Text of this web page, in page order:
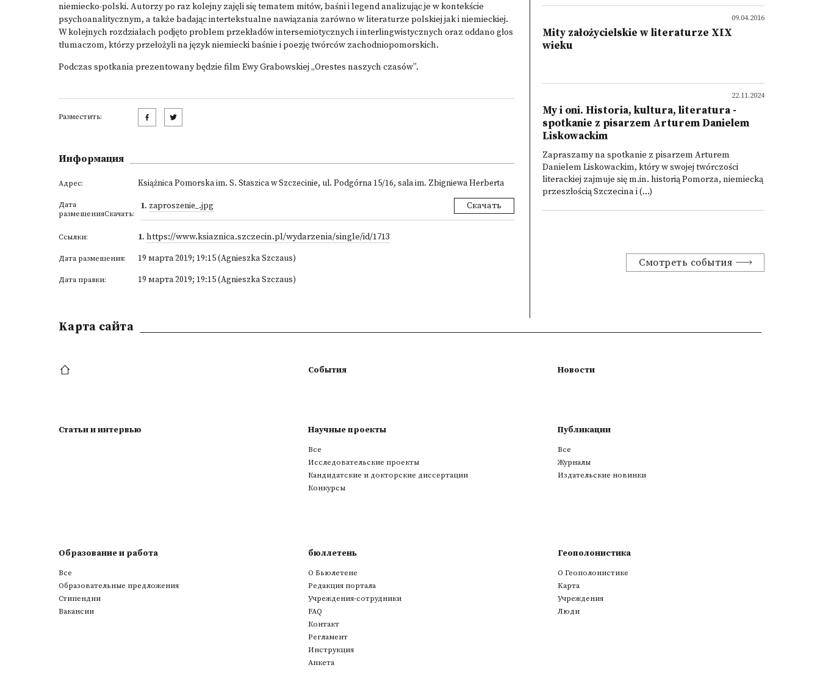
niemiecko-polski. Autorzy po raz kolejny zajęli się tematem mitów, baśni i legend analizując je w kontekście
psychoanalitycznym, a także badając intertekstualne nawiązania zarówno w literaturze polskiej jak i niemieckiej.
W kolejnych rozdziałach podjęto problem przekładów intersemiotycznych i interlingwistycznych oraz oddano głos
tłumaczom, którzy przełożyli na język niemiecki baśnie i poezję twórców zachodniopomorskich.
Podczas spotkania prezentowany będzie film Ewy Grabowskiej „Orestes naszych czasów”.
Разместить:
Информация
Адрес: Książnica Pomorska im. S. Staszica w Szczecinie, ul. Podgórna 15/16, sala im. Zbigniewa Herberta
Дата
размещенияСкачать:
1. zaproszenie_.jpg Скачать
Ссылки: 1. https://www.ksiaznica.szczecin.pl/wydarzenia/single/id/1713
Дата размещения: 19 марта 2019; 19:15 (Agnieszka Szczaus)
Дата правки: 19 марта 2019; 19:15 (Agnieszka Szczaus)
09.04.2016
Mity założycielskie w literaturze XIX
wieku
22.11.2024
My i oni. Historia, kultura, literatura -
spotkanie z pisarzem Arturem Danielem
Liskowackim
Zapraszamy na spotkanie z pisarzem Arturem
Danielem Liskowackim, który w swojej twórczości
literackiej zajmuje się m.in. historią Pomorza, niemiecką
przeszłością Szczecina i (...)
Смотреть события
Kарта сайта
События Новости
Статьи и интервью Научные проекты
Все
Исследовательские проекты
Кандидатские и докторские диссертации
Конкурсы
Публикации
Все
Журналы
Издательские новинки
Образование и работа
Все
Образовательные предложения
Стипендии
Вакансии
бюллетень
О Бьюлетене
Редакция портала
Учреждения-сотрудники
FAQ
Контакт
Регламент
Инструкция
Анкета
Геополонистика
О Геополонистике
Kарта
Учреждения
Люди